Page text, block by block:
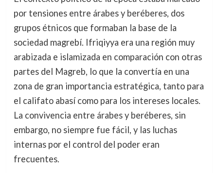
por tensiones entre árabes y beréberes, dos
grupos étnicos que formaban la base de la
sociedad magrebí. Ifriqiyya era una región muy
arabizada e islamizada en comparación con otras
partes del Magreb, lo que la convertía en una
zona de gran importancia estratégica, tanto para
el califato abasí como para los intereses locales.
La convivencia entre árabes y beréberes, sin
embargo, no siempre fue fácil, y las luchas
internas por el control del poder eran
frecuentes.